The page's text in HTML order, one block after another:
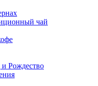
чай
Рождество